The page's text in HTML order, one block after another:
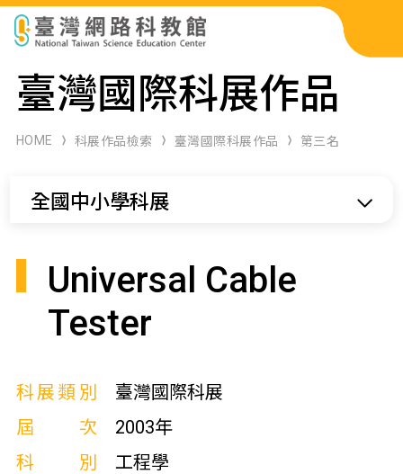
科展作品檢索
科學研習月刊
臺灣國際科展作品
HOME 科展作品檢索 臺灣國際科展作品 第三名
全國中小學科展
Universal Cable
Tester
科展類別
臺灣國際科展
屆次
2003年
科別
工程學